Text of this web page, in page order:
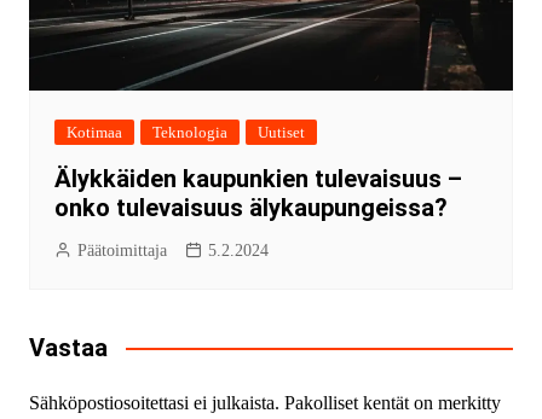
Kotimaa Teknologia Uutiset
Älykkäiden kaupunkien tulevaisuus –
onko tulevaisuus älykaupungeissa?
Päätoimittaja 5.2.2024
Vastaa
Sähköpostiosoitettasi ei julkaista. Pakolliset kentät on merkitty